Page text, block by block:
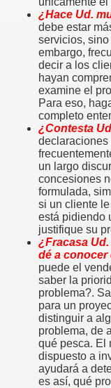
¿Hace Ud.
debe estar
servicios,
embargo,
decir a los
hayan
examine el
Para eso,
completo
¿Contesta
declaraciones
un largo
concesiones
formulada,
si un cliente
está pidiendo
justifique su
¿Fracasa
dé a
puede el
saber la
problema?.
para un
distinguir a
problema, de
qué pesca. El
dispuesto a
ayudará a
es así, qué
de otros
ventas
y saber